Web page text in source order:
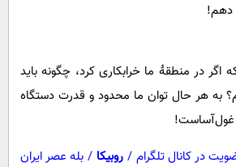
دهم!
در منطقۀ ما خرابکاری کرد، چگونه باید
به هر حال توان ما محدود و قدرت دستگاه
غول‌آساست!
در کانال تلگرام / روبیکا / بله عصر ایران